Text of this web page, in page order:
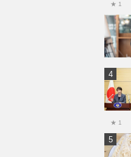
★ 1
★ 1